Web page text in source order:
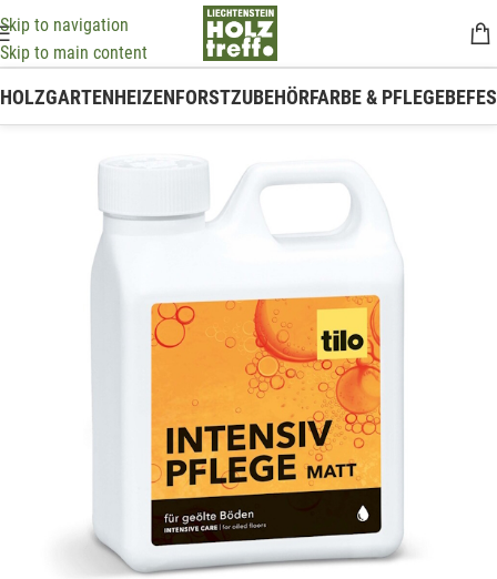
Skip to navigation
Skip to main content
HOLZGARTENHEIZENFORSTZUBEHÖRFARBE & PFLEGE